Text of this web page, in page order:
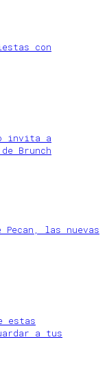
con
invita a
Brunch
Pecan, las nuevas
estas
a tus